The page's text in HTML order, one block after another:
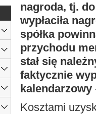
nagroda, tj.
wypłaciła
spółka
przychodu
stał się
faktycznie
kalendarzowy
Kosztami